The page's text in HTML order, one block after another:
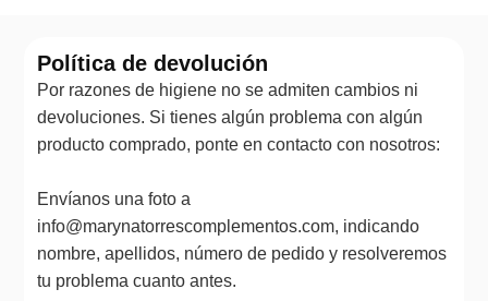
Política de devolución
Por razones de higiene no se admiten cambios ni
devoluciones. Si tienes algún problema con algún
producto comprado, ponte en contacto con nosotros:
Envíanos una foto a
info@marynatorrescomplementos.com, indicando
nombre, apellidos, número de pedido y resolveremos
tu problema cuanto antes.